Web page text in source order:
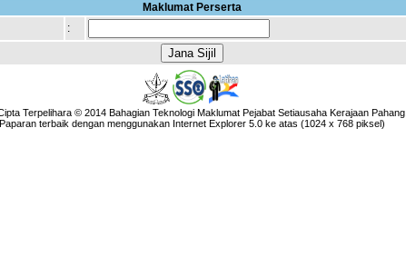
Maklumat Perserta
:
Terpelihara © 2014 Bahagian Teknologi Maklumat Pejabat Setiausaha Kerajaan Pahang.
Paparan terbaik dengan menggunakan Internet Explorer 5.0 ke atas (1024 x 768 piksel)